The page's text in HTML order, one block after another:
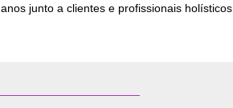
junto a clientes e profissionais holísticos.